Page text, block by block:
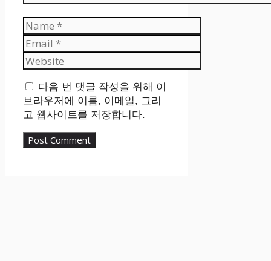
Name
Email
Website
다음 번 댓글 작성을 위해 이
브라우저에 이름, 이메일, 그리
고 웹사이트를 저장합니다.